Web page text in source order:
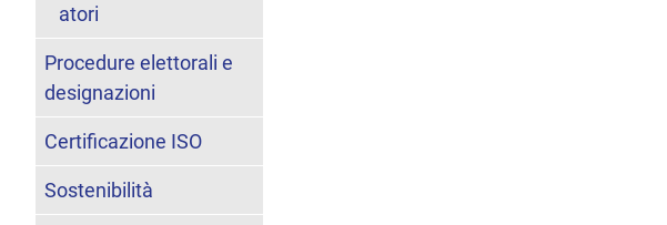
atori
Procedure elettorali e
designazioni
Certificazione ISO
Sostenibilità